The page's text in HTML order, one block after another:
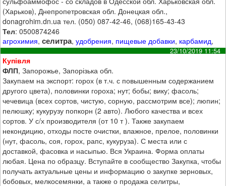
(Харьков), Днепропетровская обл. Донецкая обл.,
donagrohim.dn.ua тел. (050) 087-42-46, (068)165-43-43
Тел: 0500874246
агрохимия,селитра,удобрения, пищевые добавки, карбамид,
23/10/2019 11:54
Купівля
ФЛП, Запорожье, Запорізька обл.
Закупаем на экспорт: горох (в т.ч. с повышенным содержанием
другого цвета), половинки гороха; нут; бобы; вику; фасоль;
чечевица (всех сортов, чистую, сорную, рассмотрим все); люпин;
пелюшку; кукурузу попкорн (2 авто). Любого качества и всех
сортов. У с/х производителя (от 10 т ). Также закупаем
некондицию, отходы посте очистки, влажное, прелое, половинки
(нут, фасоль, соя, горох, рапс, кукуруза). С места или с
доставкой, фасовка и насыпью. Вся Украина. Форма оплаты
любая. Цена по образцу. Вступайте в сообщество Закупка, чтобы
получать актуальные цены и информацию о закупке зерновых,
бобовых, мелкосемянки, а также о продажа селитры,